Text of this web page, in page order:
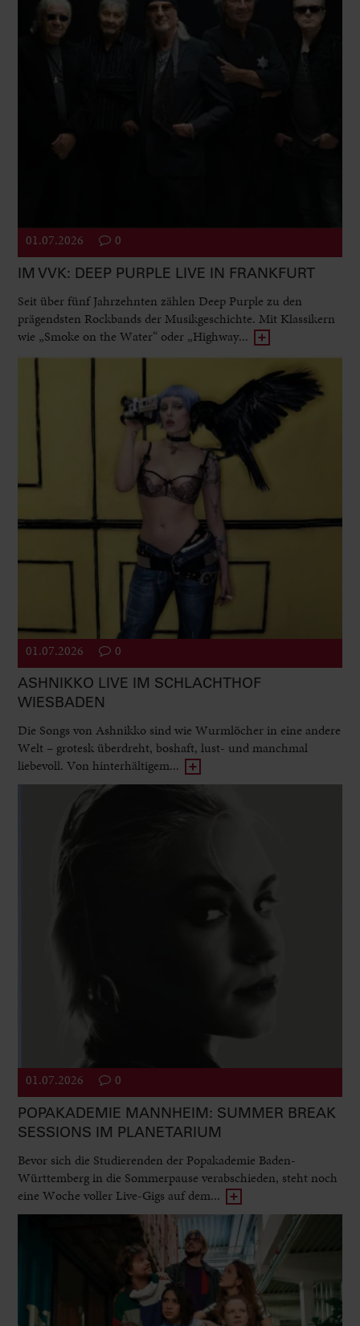
01.07.2026 0
IM VVK: DEEP PURPLE LIVE IN FRANKFURT
Seit über fünf Jahrzehnten zählen Deep Purple zu den
prägendsten Rockbands der Musikgeschichte. Mit Klassikern
wie „Smoke on the Water“ oder „Highway...
01.07.2026 0
ASHNIKKO LIVE IM SCHLACHTHOF
WIESBADEN
Die Songs von Ashnikko sind wie Wurmlöcher in eine andere
Welt – grotesk überdreht, boshaft, lust- und manchmal
liebevoll. Von hinterhältigem...
01.07.2026 0
POPAKADEMIE MANNHEIM: SUMMER BREAK
SESSIONS IM PLANETARIUM
Bevor sich die Studierenden der Popakademie Baden-
Württemberg in die Sommerpause verabschieden, steht noch
eine Woche voller Live-Gigs auf dem...